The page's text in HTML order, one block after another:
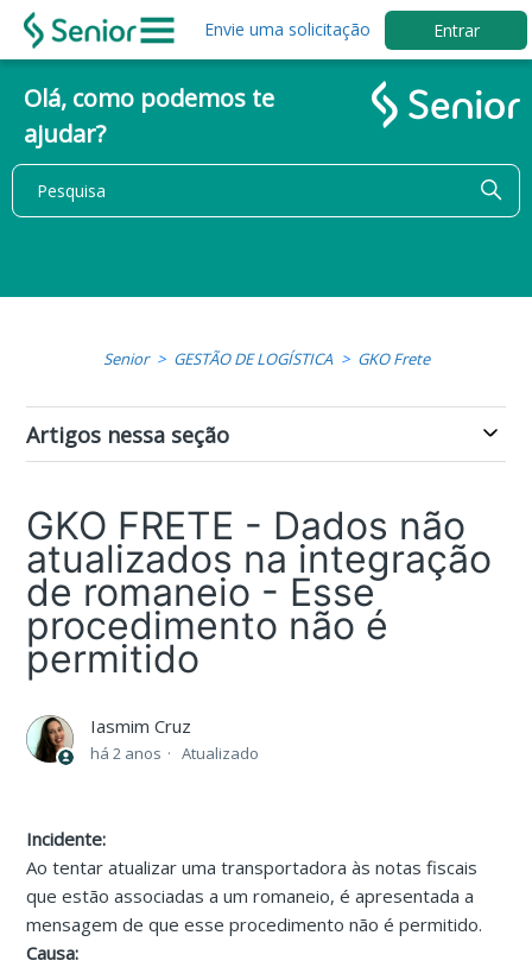
Envie uma solicitação Entrar
Olá, como podemos te
ajudar?
Senior GESTÃO DE LOGÍSTICA GKO Frete
Artigos nessa seção
GKO FRETE - Dados não
atualizados na integração
de romaneio - Esse
procedimento não é
permitido
Iasmim Cruz
há 2 anos Atualizado
Incidente:
Ao tentar atualizar uma transportadora às notas fiscais
que estão associadas a um romaneio, é apresentada a
mensagem de que esse procedimento não é permitido.
Causa: